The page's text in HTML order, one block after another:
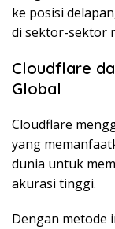
ke posisi
di sektor-sektor
Cloudflare
Global
Cloudflare
yang
dunia untuk
akurasi tinggi.
Dengan metode